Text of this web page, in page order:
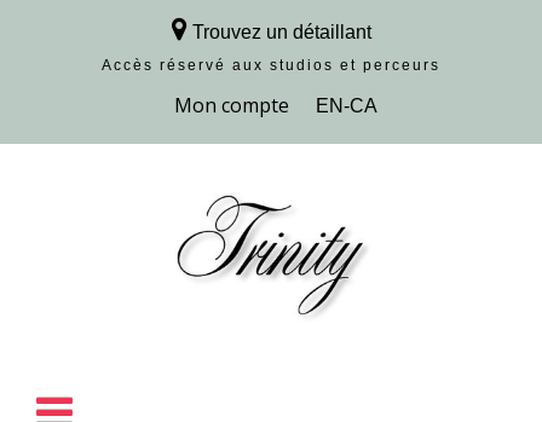
Trouvez un détaillant
Accès réservé aux studios et perceurs